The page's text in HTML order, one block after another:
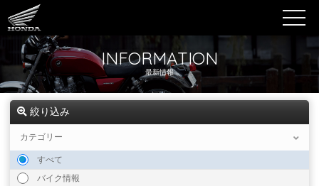
INFORMATION
最新情報
絞り込み
カテゴリー
すべて
バイク情報